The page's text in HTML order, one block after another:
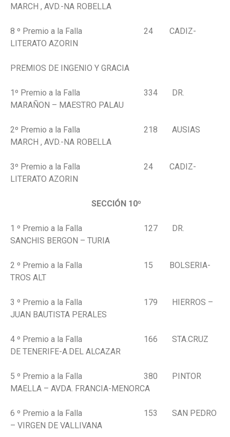
MARCH , AVD.-NA ROBELLA
8 º Premio a la Falla 24 CADIZ-
LITERATO AZORIN
PREMIOS DE INGENIO Y GRACIA
1º Premio a la Falla 334 DR.
MARAÑON – MAESTRO PALAU
2º Premio a la Falla 218 AUSIAS
MARCH , AVD.-NA ROBELLA
3º Premio a la Falla 24 CADIZ-
LITERATO AZORIN
SECCIÓN 10º
1 º Premio a la Falla 127 DR.
SANCHIS BERGON – TURIA
2 º Premio a la Falla 15 BOLSERIA-
TROS ALT
3 º Premio a la Falla 179 HIERROS –
JUAN BAUTISTA PERALES
4 º Premio a la Falla 166 STA.CRUZ
DE TENERIFE-A.DEL ALCAZAR
5 º Premio a la Falla 380 PINTOR
MAELLA – AVDA. FRANCIA-MENORCA
6 º Premio a la Falla 153 SAN PEDRO
– VIRGEN DE VALLIVANA